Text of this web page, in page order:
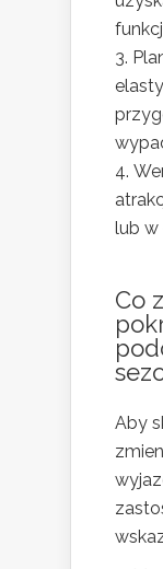
lub w
Co
Aby